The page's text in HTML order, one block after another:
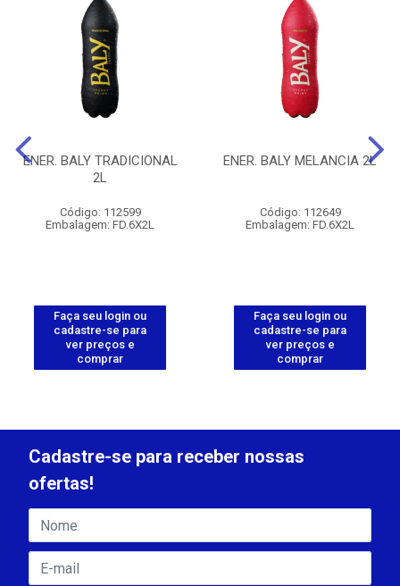
ENER. BALY TRADICIONAL
2L
Código: 112599
Embalagem: FD.6X2L
Faça seu login ou
cadastre-se para
ver preços e
comprar
ENER. BALY MELANCIA 2L
Código: 112649
Embalagem: FD.6X2L
Faça seu login ou
cadastre-se para
ver preços e
comprar
Cadastre-se para receber nossas
ofertas!